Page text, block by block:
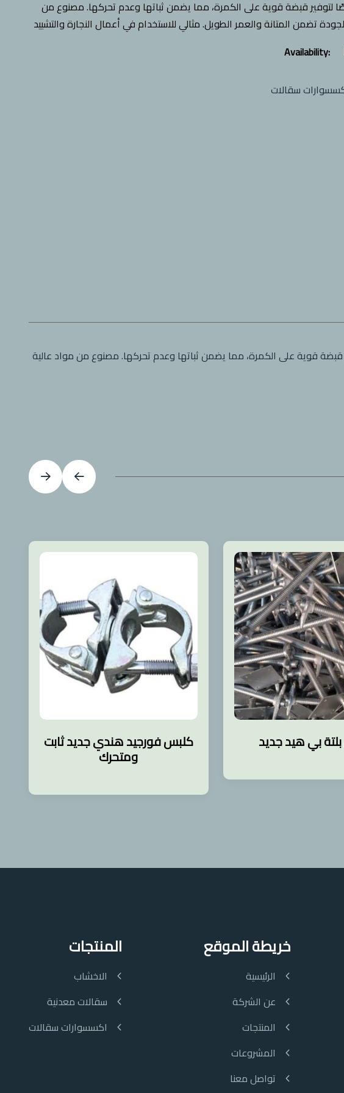
قبضة قوية على الكمرة، مما يضمن ثباتها وعدم تحركها. مصنوع من
تضمن المتانة والعمر الطويل. مثالي للاستخدام في أعمال النجارة والتشييد
Availability:
سقالات
قوية على الكمرة، مما يضمن ثباتها وعدم تحركها. مصنوع من مواد عالية
بي هيد جديد كلبس فورجيد هندي جديد ثابت
ومتحرك
خريطة الموقع
الرئيسية
عن الشركة
المنتجات
المشروعات
تواصل معنا
المنتجات
الاخشاب
سقالات معدنية
اكسسوارات سقالات